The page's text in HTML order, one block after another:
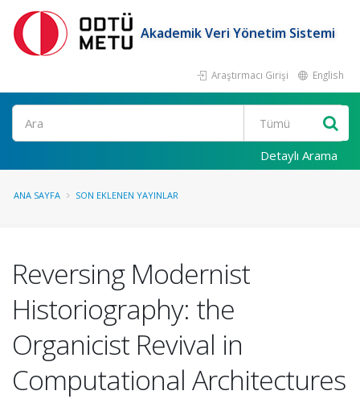
Akademik Veri Yönetim Sistemi
Araştırmacı Girişi English
Ara
Detaylı Arama
ANA SAYFA SON EKLENEN YAYINLAR
Reversing Modernist
Historiography: the
Organicist Revival in
Computational Architectures